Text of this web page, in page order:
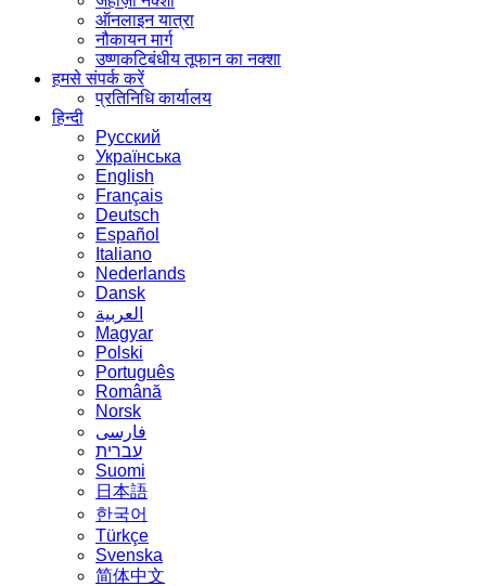
ऑनलाइन यात्रा
नौकायन मार्ग
उष्णकटिबंधीय तूफान का नक्शा
हमसे संपर्क करें
प्रतिनिधि कार्यालय
हिन्दी
Русский
Українська
English
Français
Deutsch
Español
Italiano
Nederlands
Dansk
العربية
Magyar
Polski
Português
Română
Norsk
فارسی
עברית
Suomi
日本語
한국어
Türkçe
Svenska
简体中文